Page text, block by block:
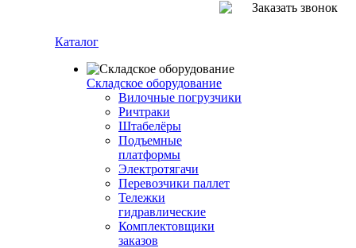
Заказать звонок
Каталог
Складское оборудование
Вилочные погрузчики
Ричтраки
Штабелёры
Подъемные
платформы
Электротягачи
Перевозчики паллет
Тележки
гидравлические
Комплектовщики
заказов